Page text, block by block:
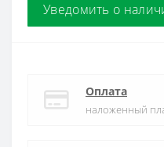
Уведомить о
Оплата
наложенный